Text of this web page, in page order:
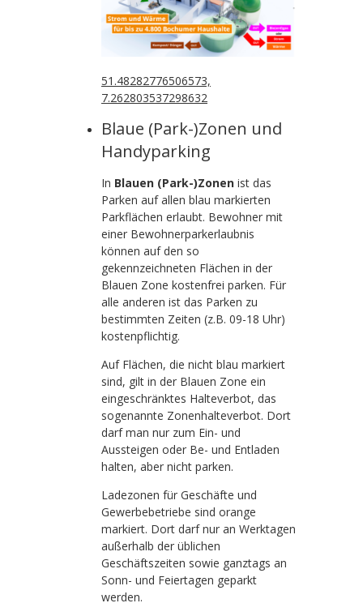
51.48282776506573,
7.262803537298632
Blaue (Park-)Zonen und
Handyparking
In Blauen (Park-)Zonen ist das
Parken auf allen blau markierten
Parkflächen erlaubt. Bewohner mit
einer Bewohnerparkerlaubnis
können auf den so
gekennzeichneten Flächen in der
Blauen Zone kostenfrei parken. Für
alle anderen ist das Parken zu
bestimmten Zeiten (z.B. 09-18 Uhr)
kostenpflichtig.
Auf Flächen, die nicht blau markiert
sind, gilt in der Blauen Zone ein
eingeschränktes Halteverbot, das
sogenannte Zonenhalteverbot. Dort
darf man nur zum Ein- und
Aussteigen oder Be- und Entladen
halten, aber nicht parken.
Ladezonen für Geschäfte und
Gewerbebetriebe sind orange
markiert. Dort darf nur an Werktagen
außerhalb der üblichen
Geschäftszeiten sowie ganztags an
Sonn- und Feiertagen geparkt
werden.